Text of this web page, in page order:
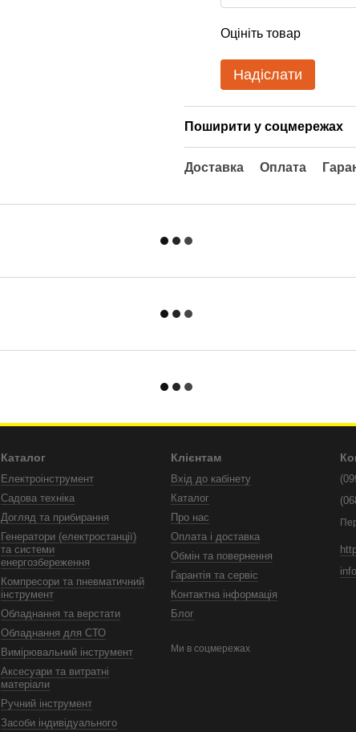
Оцініть товар
Надіслати
Поширити у соцмережах
Доставка Оплата
Каталог
Електроінструмент
Садова техніка
Догляд та прибирання
Генератори (електростанції)
та системи
енергозбереження
Компресори та пневматичний
інструмент
Обладнання та верстати
Обладнання для СТО
Вимірювальний інструмент
Аксесуари та витратні
матеріали
Ручний інструмент
Засоби індивідуального
Клієнтам
Вхід до кабінету
Каталог
Про нас
Оплата і доставка
Обмін та повернення
Гарантія та сервіс
Контактна інформація
Блог
Ми в соцмережах